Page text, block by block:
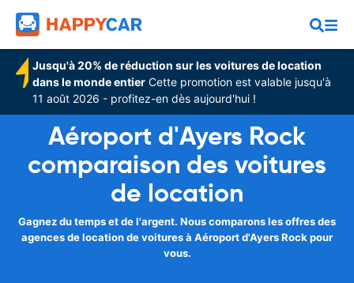
Jusqu'à 20% de réduction sur les voitures de location
dans le monde entier Cette promotion est valable jusqu'à
11 août 2026 - profitez-en dès aujourd'hui !
Aéroport d'Ayers Rock
comparaison des voitures
de location
Gagnez du temps et de l'argent. Nous comparons les offres des
agences de location de voitures à Aéroport d'Ayers Rock pour
vous.